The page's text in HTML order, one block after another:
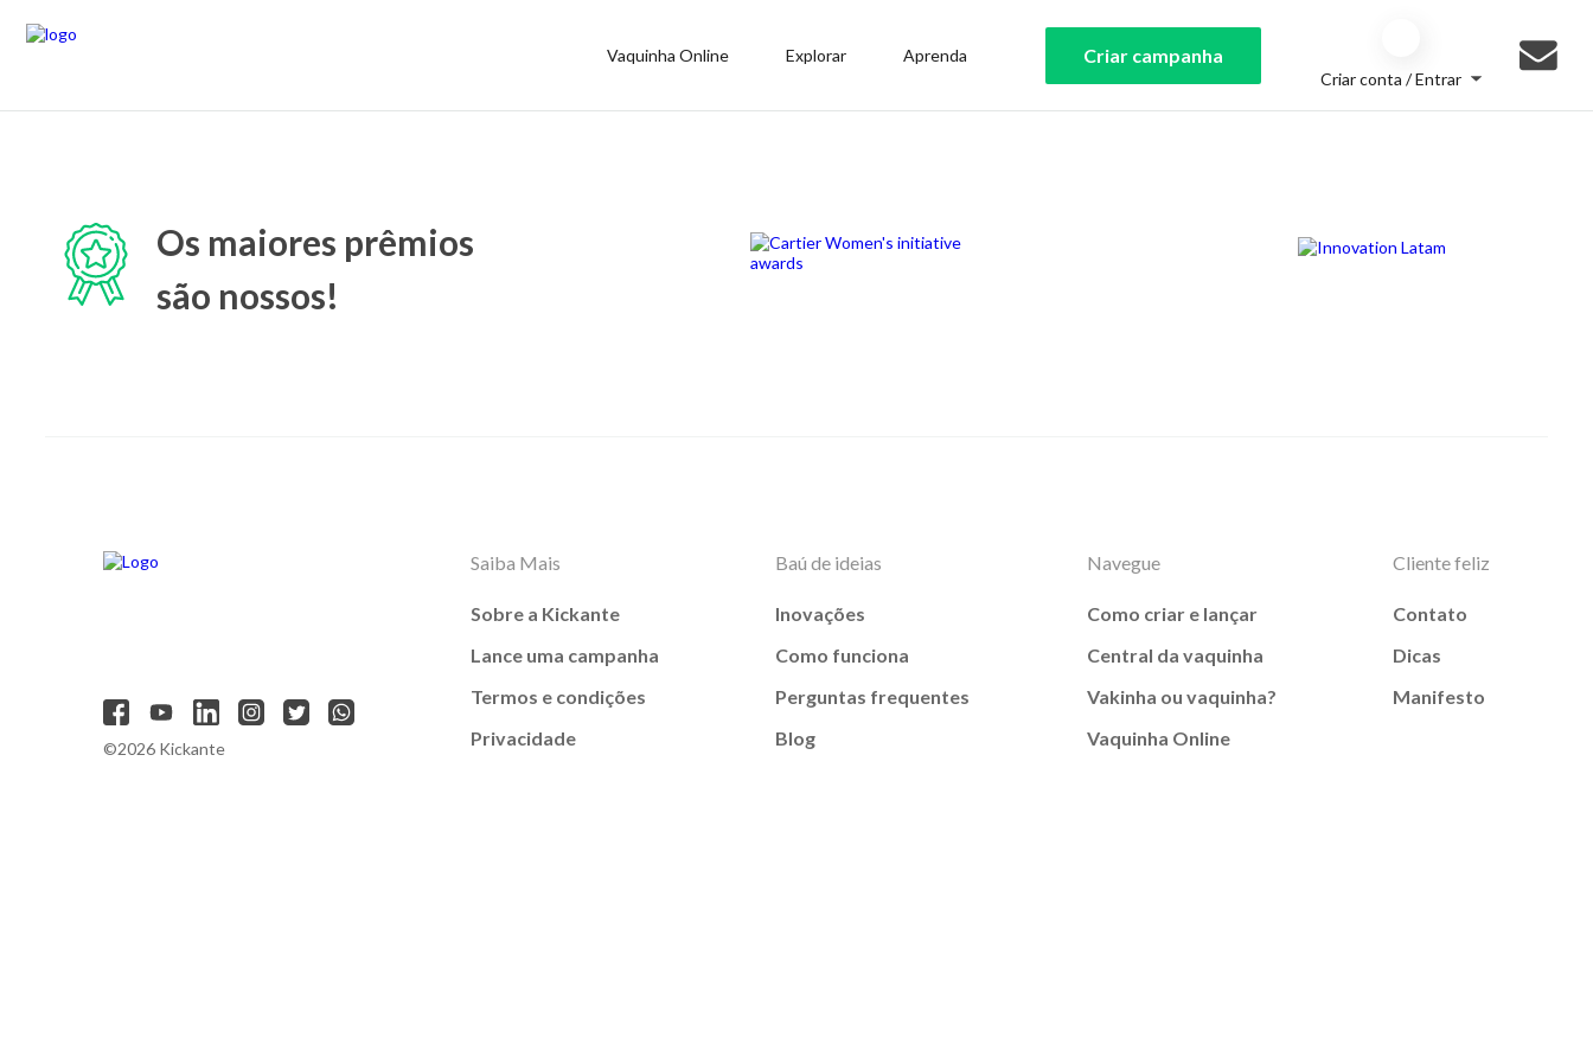
Vaquinha Online Explorar Aprenda Criar campanha
Criar conta / Entrar
Os maiores prêmios
são nossos!
©2026 Kickante
Saiba Mais
Sobre a Kickante
Lance uma campanha
Termos e condições
Privacidade
Baú de ideias
Inovações
Como funciona
Perguntas frequentes
Blog
Navegue
Como criar e lançar
Central da vaquinha
Vakinha ou vaquinha?
Vaquinha Online
Cliente feliz
Contato
Dicas
Manifesto